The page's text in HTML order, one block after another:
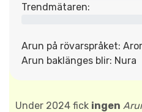
Trendmätaren:
Arun på rövarspråket:
Arun baklänges blir: Nura
Under 2024 fick ingen